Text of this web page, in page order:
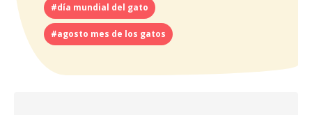
#día mundial del gato
#agosto mes de los gatos